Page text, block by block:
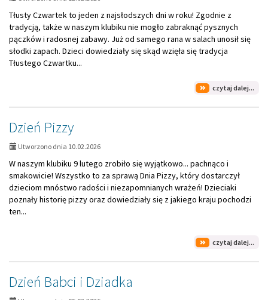
Tłusty Czwartek to jeden z najsłodszych dni w roku! Zgodnie z
tradycją, także w naszym klubiku nie mogło zabraknąć pysznych
pączków i radosnej zabawy. Już od samego rana w salach unosił się
słodki zapach. Dzieci dowiedziały się skąd wzięła się tradycja
Tłustego Czwartku...
czytaj dalej...
Dzień Pizzy
Utworzono dnia 10.02.2026
W naszym klubiku 9 lutego zrobiło się wyjątkowo... pachnąco i
smakowicie! Wszystko to za sprawą Dnia Pizzy, który dostarczył
dzieciom mnóstwo radości i niezapomnianych wrażeń! Dzieciaki
poznały historię pizzy oraz dowiedziały się z jakiego kraju pochodzi
ten...
czytaj dalej...
Dzień Babci i Dziadka